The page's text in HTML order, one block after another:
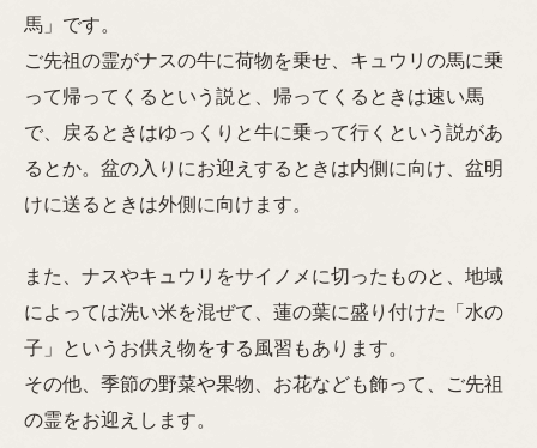
馬」です。
ご先祖の霊がナスの牛に荷物を乗せ、キュウリの馬に乗
って帰ってくるという説と、帰ってくるときは速い馬
で、戻るときはゆっくりと牛に乗って行くという説があ
るとか。盆の入りにお迎えするときは内側に向け、盆明
けに送るときは外側に向けます。
また、ナスやキュウリをサイノメに切ったものと、地域
によっては洗い米を混ぜて、蓮の葉に盛り付けた「水の
子」というお供え物をする風習もあります。
その他、季節の野菜や果物、お花なども飾って、ご先祖
の霊をお迎えします。